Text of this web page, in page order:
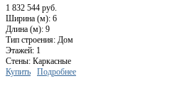
1 832 544 руб.
Ширина (м): 6
Длина (м): 9
Тип строения: Дом
Этажей: 1
Стены: Каркасные
Купить
Подробнее